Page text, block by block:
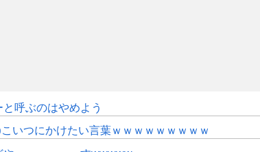
呼ぶのはやめよう
いつにかけたい言葉ｗｗｗｗｗｗｗｗｗ